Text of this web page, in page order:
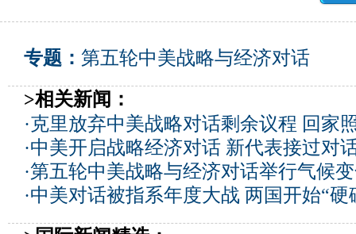
专题： 第五轮中美战略与经济对话
>相关新闻：
·克里放弃中美战略对话剩余议程 回家
·中美开启战略经济对话 新代表接过对
·第五轮中美战略与经济对话举行气候
·中美对话被指系年度大战 两国开始“硬